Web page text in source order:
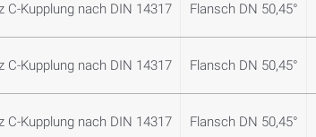
C-Kupplung nach DIN 14317 Flansch DN 50,45°
C-Kupplung nach DIN 14317 Flansch DN 50,45°
C-Kupplung nach DIN 14317 Flansch DN 50,45°